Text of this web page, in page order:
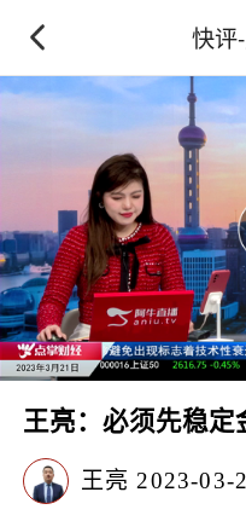
快评
王亮：必须先稳定
王亮 2023-03-